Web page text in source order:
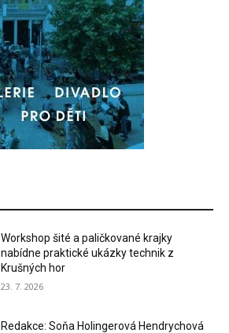
Workshop šité a paličkované krajky
nabídne praktické ukázky technik z
Krušných hor
23. 7. 2026
Redakce: Soňa Holingerová Hendrychová